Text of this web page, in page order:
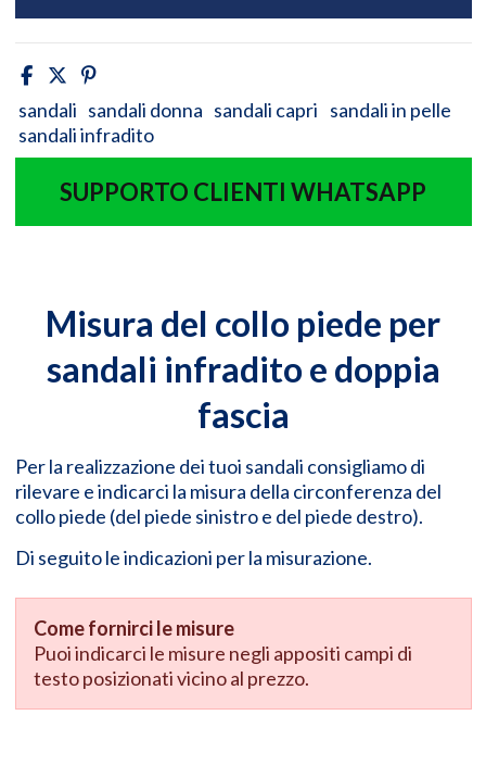
sandali sandali donna sandali capri sandali in pelle
sandali infradito
SUPPORTO CLIENTI WHATSAPP
Misura del collo piede per
sandali infradito e doppia
fascia
Per la realizzazione dei tuoi sandali consigliamo di
rilevare e indicarci la misura della circonferenza del
collo piede (del piede sinistro e del piede destro).
Di seguito le indicazioni per la misurazione.
Come fornirci le misure
Puoi indicarci le misure negli appositi campi di
testo posizionati vicino al prezzo.